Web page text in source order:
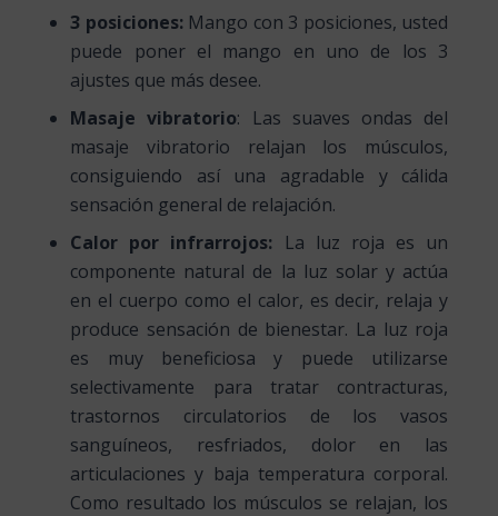
3 posiciones:Mango con 3 posiciones, usted
puede poner el mango en uno de los 3
ajustes que más desee.
Masaje vibratorio: Las suaves ondas del
masaje vibratorio relajan los músculos,
consiguiendo así una agradable y cálida
sensación general de relajación.
Calor por infrarrojos: La luz roja es un
componente natural de la luz solar y actúa
en el cuerpo como el calor, es decir, relaja y
produce sensación de bienestar. La luz roja
es muy beneficiosa y puede utilizarse
selectivamente para tratar contracturas,
trastornos circulatorios de los vasos
sanguíneos, resfriados, dolor en las
articulaciones y baja temperatura corporal.
Como resultado los músculos se relajan, los